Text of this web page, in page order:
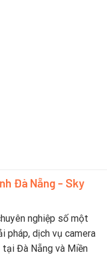
Đà Nẵng - Sky
nghiệp số một
pháp, dịch vụ camera
Đà Nẵng và Miền